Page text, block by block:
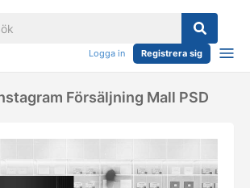
Logga in Registrera sig
Försäljning Mall PSD